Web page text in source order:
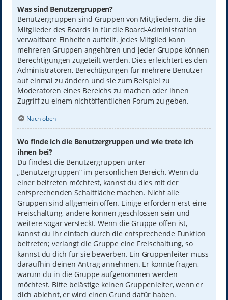
Was sind Benutzergruppen?
Benutzergruppen sind Gruppen von Mitgliedern, die die
Mitglieder des Boards in für die Board-Administration
verwaltbare Einheiten aufteilt. Jedes Mitglied kann
mehreren Gruppen angehören und jeder Gruppe können
Berechtigungen zugeteilt werden. Dies erleichtert es den
Administratoren, Berechtigungen für mehrere Benutzer
auf einmal zu ändern und sie zum Beispiel zu
Moderatoren eines Bereichs zu machen oder ihnen
Zugriff zu einem nichtöffentlichen Forum zu geben.
Nach oben
Wo finde ich die Benutzergruppen und wie trete ich
ihnen bei?
Du findest die Benutzergruppen unter
„Benutzergruppen“ im persönlichen Bereich. Wenn du
einer beitreten möchtest, kannst du dies mit der
entsprechenden Schaltfläche machen. Nicht alle
Gruppen sind allgemein offen. Einige erfordern erst eine
Freischaltung, andere können geschlossen sein und
weitere sogar versteckt. Wenn die Gruppe offen ist,
kannst du ihr einfach durch die entsprechende Funktion
beitreten; verlangt die Gruppe eine Freischaltung, so
kannst du dich für sie bewerben. Ein Gruppenleiter muss
daraufhin deinen Antrag annehmen. Er könnte fragen,
warum du in die Gruppe aufgenommen werden
möchtest. Bitte belästige keinen Gruppenleiter, wenn er
dich ablehnt, er wird einen Grund dafür haben.